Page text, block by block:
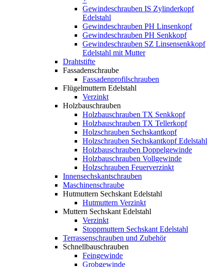
Gewindeschrauben IS Zylinderkopf
Edelstahl
Gewindeschrauben PH Linsenkopf
Gewindeschrauben PH Senkkopf
Gewindeschrauben SZ Linsensenkkopf
Edelstahl mit Mutter
Drahtstifte
Fassadenschraube
Fassadenprofilschrauben
Flügelmuttern Edelstahl
Verzinkt
Holzbauschrauben
Holzbauschrauben TX Senkkopf
Holzbauschrauben TX Tellerkopf
Holzschrauben Sechskantkopf
Holzschrauben Sechskantkopf Edelstahl
Holzbauschrauben Doppelgewinde
Holzbauschrauben Vollgewinde
Holzschrauben Feuerverzinkt
Innensechskantschrauben
Maschinenschraube
Hutmuttern Sechskant Edelstahl
Hutmuttern Verzinkt
Muttern Sechskant Edelstahl
Verzinkt
Stoppmuttern Sechskant Edelstahl
Terrassenschrauben und Zubehör
Schnellbauschrauben
Feingewinde
Grobgewinde